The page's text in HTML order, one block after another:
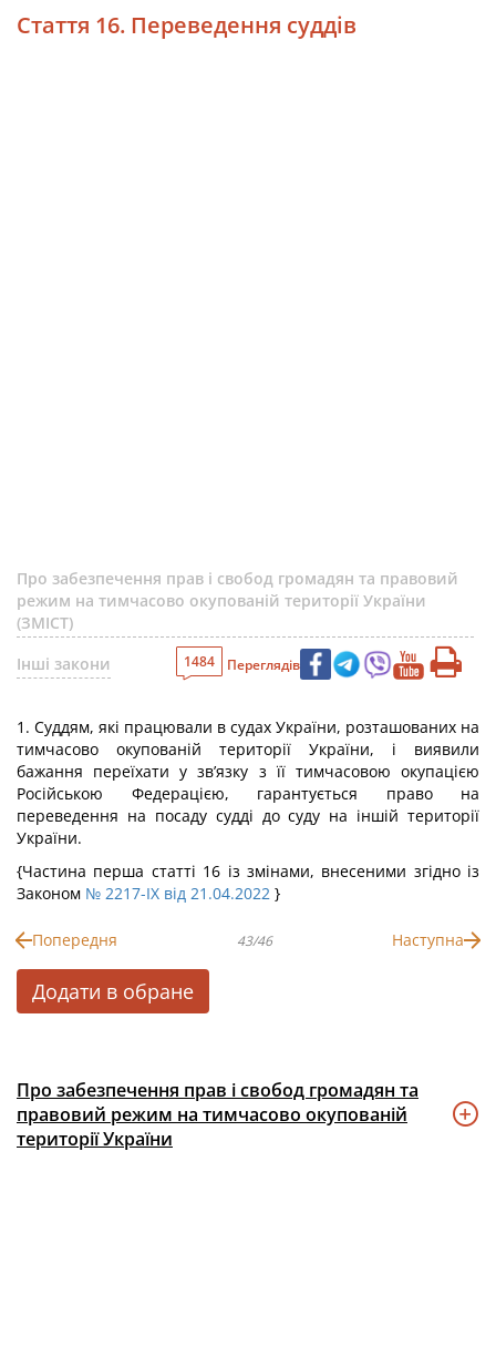
Стаття 16. Переведення суддів
Про забезпечення прав і свобод громадян та правовий
режим на тимчасово окупованій території України
(ЗМІСТ)
Інші закони
1484 Переглядів
1. Суддям, які працювали в судах України, розташованих на
тимчасово окупованій території України, і виявили
бажання переїхати у зв’язку з її тимчасовою окупацією
Російською Федерацією, гарантується право на
переведення на посаду судді до суду на іншій території
України.
{Частина перша статті 16 із змінами, внесеними згідно із
Законом № 2217-IX від 21.04.2022 }
Попередня 43/46 Наступна
Додати в обране
Про забезпечення прав і свобод громадян та
правовий режим на тимчасово окупованій
території України